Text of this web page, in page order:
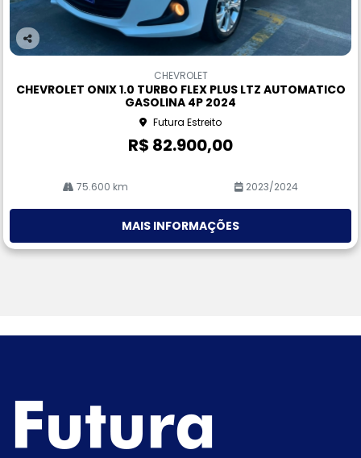
Co
rtil
CHEVROLET
CHEVROLET ONIX 1.0 TURBO FLEX PLUS LTZ AUTOMATICO
GASOLINA 4P 2024
Futura Estreito
R$ 82.900,00
75.600 km 2023/2024
MAIS INFORMAÇÕES